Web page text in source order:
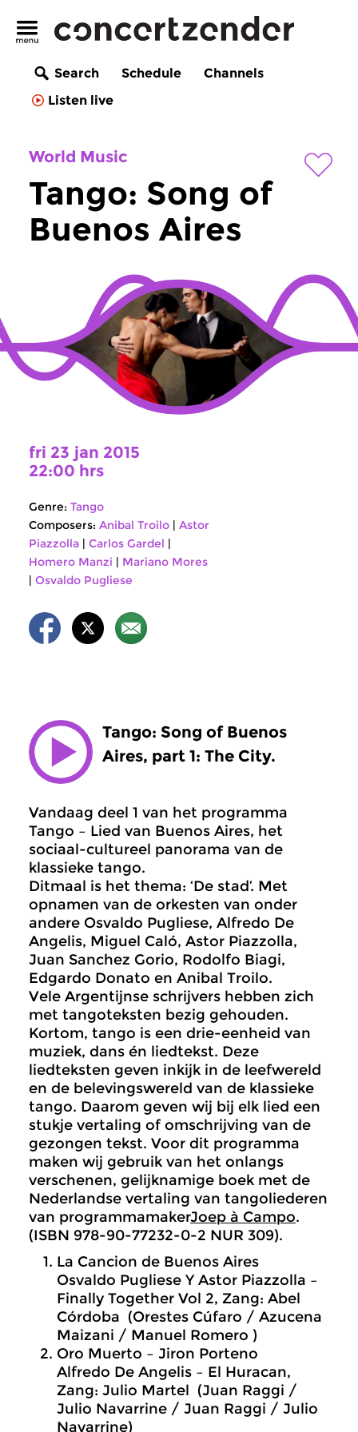
Search Schedule
Channels
Listen live
World Music
Tango: Song of
Buenos Aires
fri 23 jan 2015
22:00 hrs
Genre: Tango
Composers: Anibal Troilo | Astor
Piazzolla | Carlos Gardel |
Homero Manzi | Mariano Mores
| Osvaldo Pugliese
Tango: Song of Buenos
Aires, part 1: The City.
Vandaag deel 1 van het programma
Tango – Lied van Buenos Aires, het
sociaal-cultureel panorama van de
klassieke tango.
Ditmaal is het thema: ‘De stad’. Met
opnamen van de orkesten van onder
andere Osvaldo Pugliese, Alfredo De
Angelis, Miguel Caló, Astor Piazzolla,
Juan Sanchez Gorio, Rodolfo Biagi,
Edgardo Donato en Anibal Troilo.
Vele Argentijnse schrijvers hebben zich
met tangoteksten bezig gehouden.
Kortom, tango is een drie-eenheid van
muziek, dans én liedtekst. Deze
liedteksten geven inkijk in de leefwereld
en de belevingswereld van de klassieke
tango. Daarom geven wij bij elk lied een
stukje vertaling of omschrijving van de
gezongen tekst. Voor dit programma
maken wij gebruik van het onlangs
verschenen, gelijknamige boek met de
Nederlandse vertaling van tangoliederen
van programmamakerJoep à Campo.
(ISBN 978-90-77232-0-2 NUR 309).
La Cancion de Buenos Aires
Osvaldo Pugliese Y Astor Piazzolla –
Finally Together Vol 2, Zang: Abel
Córdoba (Orestes Cúfaro / Azucena
Maizani / Manuel Romero )
Oro Muerto – Jiron Porteno
Alfredo De Angelis – El Huracan,
Zang: Julio Martel (Juan Raggi /
Julio Navarrine / Juan Raggi / Julio
Navarrine)